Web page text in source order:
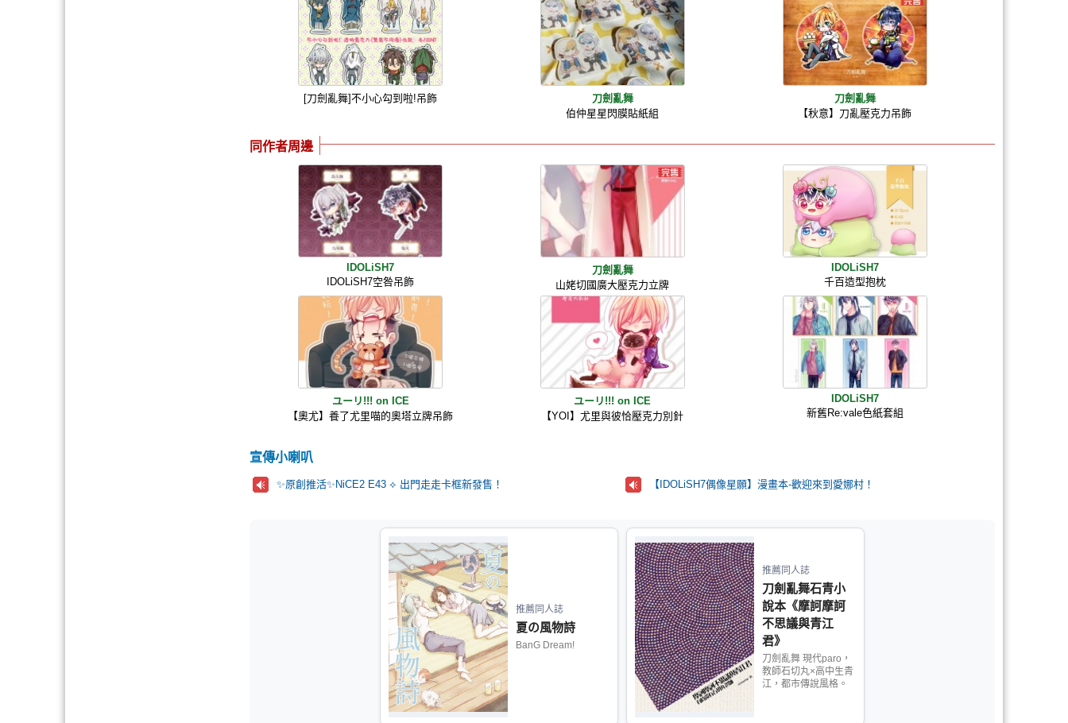
[刀劍亂舞]不小心勾到啦!吊飾
刀劍亂舞
伯仲星星閃膜貼紙組
刀劍亂舞
【秋意】刀亂壓克力吊飾
同作者周邊
IDOLiSH7
IDOLiSH7空咎吊飾
刀劍亂舞
山姥切國廣大壓克力立牌
IDOLiSH7
千百造型抱枕
ユーリ!!! on ICE
【奧尤】養了尤里喵的奧塔立牌吊飾
ユーリ!!! on ICE
【YOI】尤里與彼恰壓克力別針
IDOLiSH7
新舊Re:vale色紙套組
宣傳小喇叭
✨原創推活✨NiCE2 E43 ⟡ 出門走走卡框新發售！ 【IDOLiSH7偶像星願】漫畫本-歡迎來到愛娜村！
推薦同人誌
夏の風物詩
BanG Dream!
推薦同人誌
刀劍亂舞石青小
說本《摩訶摩訶
不思議與青江
君》
刀劍亂舞 現代paro，
教師石切丸×高中生青
江，都市傳說風格。